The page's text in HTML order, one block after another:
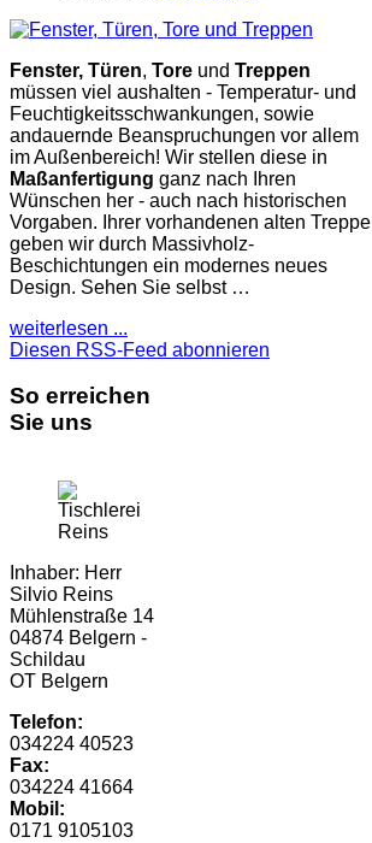
Fenster, Türen, Tore und Treppen
müssen viel aushalten - Temperatur- und
Feuchtigkeitsschwankungen, sowie
andauernde Beanspruchungen vor allem
im Außenbereich! Wir stellen diese in
Maßanfertigung ganz nach Ihren
Wünschen her - auch nach historischen
Vorgaben. Ihrer vorhandenen alten Treppe
geben wir durch Massivholz-
Beschichtungen ein modernes neues
Design. Sehen Sie selbst …
weiterlesen ...
Diesen RSS-Feed abonnieren
So erreichen
Sie uns
Inhaber: Herr
Silvio Reins
Mühlenstraße 14
04874 Belgern -
Schildau
OT Belgern
Telefon:
034224 40523
Fax:
034224 41664
Mobil:
0171 9105103